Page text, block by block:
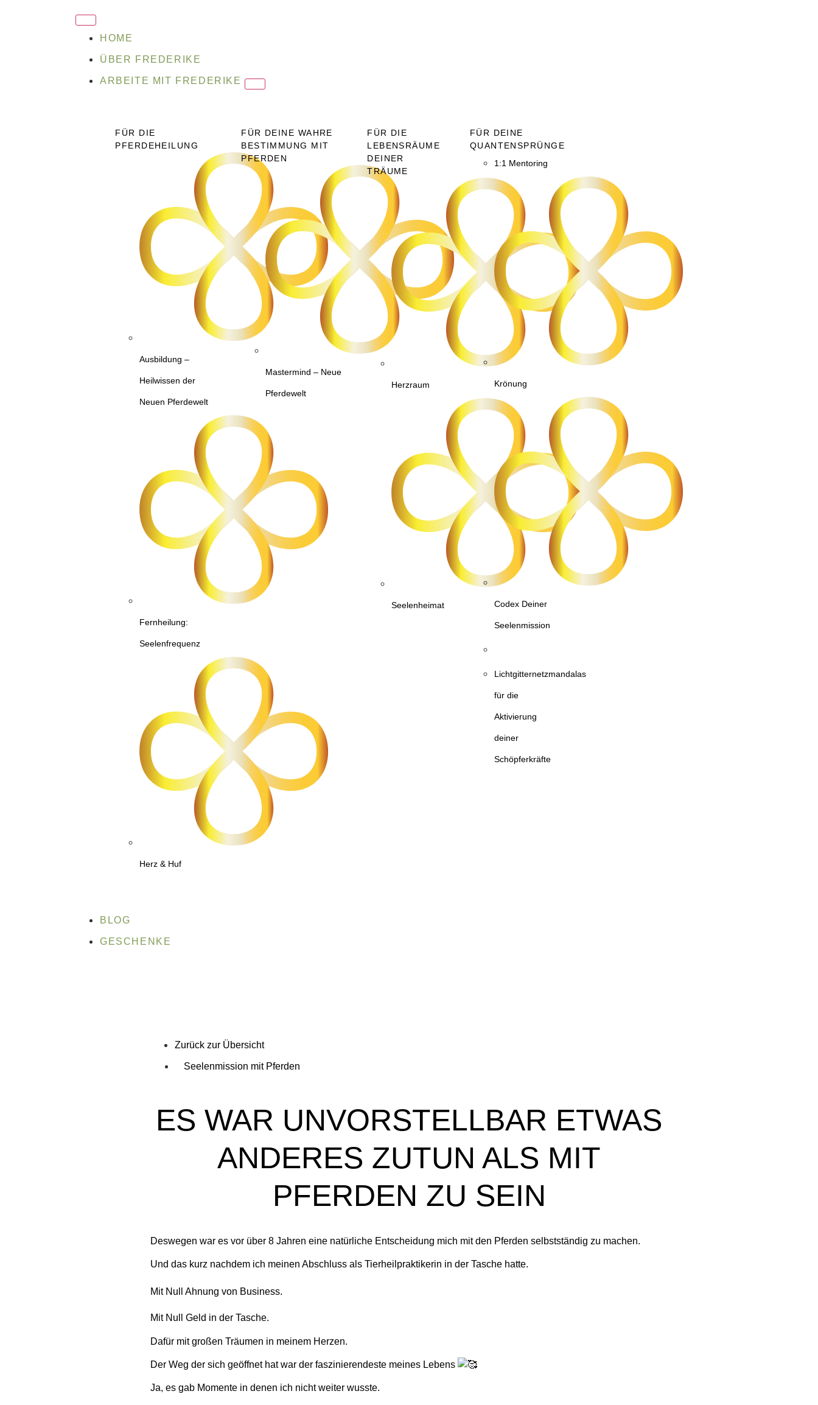
HOME
ÜBER FREDERIKE
ARBEITE MIT FREDERIKE
FÜR DIE
PFERDEHEILUNG
Ausbildung –
Heilwissen der
Neuen Pferdewelt
Fernheilung:
Seelenfrequenz
Herz & Huf
FÜR DEINE WAHRE
BESTIMMUNG MIT
PFERDEN
Mastermind – Neue
Pferdewelt
FÜR DIE
LEBENSRÄUME
DEINER
TRÄUME
Herzraum
Seelenheimat
FÜR DEINE
QUANTENSPRÜNGE
1:1 Mentoring
Krönung
Codex Deiner
Seelenmission
Lichtgitternetzmandalas
für die
Aktivierung
deiner
Schöpferkräfte
BLOG
GESCHENKE
Zurück zur Übersicht
Seelenmission mit Pferden
ES WAR UNVORSTELLBAR ETWAS
ANDERES ZUTUN ALS MIT
PFERDEN ZU SEIN
Deswegen war es vor über 8 Jahren eine natürliche Entscheidung mich mit den Pferden selbstständig zu machen.
Und das kurz nachdem ich meinen Abschluss als Tierheilpraktikerin in der Tasche hatte.
Mit Null Ahnung von Business.
Mit Null Geld in der Tasche.
Dafür mit großen Träumen in meinem Herzen.
Der Weg der sich geöffnet hat war der faszinierendeste meines Lebens
Ja, es gab Momente in denen ich nicht weiter wusste.